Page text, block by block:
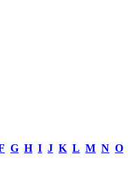
G H I J K L M N O